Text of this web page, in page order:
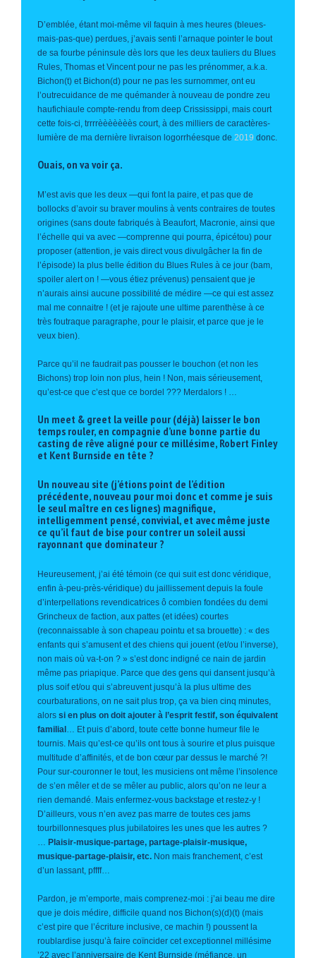
D’emblée, étant moi-même vil faquin à mes heures (bleues-
mais-pas-que) perdues, j’avais senti l’arnaque pointer le bout
de sa fourbe péninsule dès lors que les deux tauliers du Blues
Rules, Thomas et Vincent pour ne pas les prénommer, a.k.a.
Bichon(t) et Bichon(d) pour ne pas les surnommer, ont eu
l’outrecuidance de me quémander à nouveau de pondre zeu
haufichiaule compte-rendu from deep Crississippi, mais court
cette fois-ci, trrrrèèèèèèès court, à des milliers de caractères-
lumière de ma dernière livraison logorrhéesque de 2019 donc.
Ouais, on va voir ça.
M’est avis que les deux —qui font la paire, et pas que de
bollocks d’avoir su braver moulins à vents contraires de toutes
origines (sans doute fabriqués à Beaufort, Macronie, ainsi que
l’échelle qui va avec —comprenne qui pourra, épicétou) pour
proposer (attention, je vais direct vous divulgâcher la fin de
l’épisode) la plus belle édition du Blues Rules à ce jour (bam,
spoiler alert on ! —vous étiez prévenus) pensaient que je
n’aurais ainsi aucune possibilité de médire —ce qui est assez
mal me connaitre ! (et je rajoute une ultime parenthèse à ce
très foutraque paragraphe, pour le plaisir, et parce que je le
veux bien).
Parce qu’il ne faudrait pas pousser le bouchon (et non les
Bichons) trop loin non plus, hein ! Non, mais sérieusement,
qu’est-ce que c’est que ce bordel ??? Merdalors ! …
Un meet & greet la veille pour (déjà) laisser le bon
temps rouler, en compagnie d’une bonne partie du
casting de rêve aligné pour ce millésime, Robert Finley
et Kent Burnside en tête ?
Un nouveau site (j’étions point de l’édition
précédente, nouveau pour moi donc et comme je suis
le seul maître en ces lignes) magnifique,
intelligemment pensé, convivial, et avec même juste
ce qu’il faut de bise pour contrer un soleil aussi
rayonnant que dominateur ?
Heureusement, j’ai été témoin (ce qui suit est donc véridique,
enfin à-peu-près-véridique) du jaillissement depuis la foule
d’interpellations revendicatrices ô combien fondées du demi
Grincheux de faction, aux pattes (et idées) courtes
(reconnaissable à son chapeau pointu et sa brouette) : « des
enfants qui s’amusent et des chiens qui jouent (et/ou l’inverse),
non mais où va-t-on ? » s’est donc indigné ce nain de jardin
même pas priapique. Parce que des gens qui dansent jusqu’à
plus soif et/ou qui s’abreuvent jusqu’à la plus ultime des
courbaturations, on ne sait plus trop, ça va bien cinq minutes,
alors si en plus on doit ajouter à l’esprit festif, son équivalent
familial … Et puis d’abord, toute cette bonne humeur file le
tournis. Mais qu’est-ce qu’ils ont tous à sourire et plus puisque
multitude d’affinités, et de bon cœur par dessus le marché ?!
Pour sur-couronner le tout, les musiciens ont même l’insolence
de s’en mêler et de se mêler au public, alors qu’on ne leur a
rien demandé. Mais enfermez-vous backstage et restez-y !
D’ailleurs, vous n’en avez pas marre de toutes ces jams
tourbillonnesques plus jubilatoires les unes que les autres ?
… Plaisir-musique-partage, partage-plaisir-musique,
musique-partage-plaisir, etc. Non mais franchement, c’est
d’un lassant, pffff…
Pardon, je m’emporte, mais comprenez-moi : j’ai beau me dire
que je dois médire, difficile quand nos Bichon(s)(d)(t) (mais
c’est pire que l’écriture inclusive, ce machin !) poussent la
roublardise jusqu’à faire coïncider cet exceptionnel millésime
’22 avec l’anniversaire de Kent Burnside (méfiance, un